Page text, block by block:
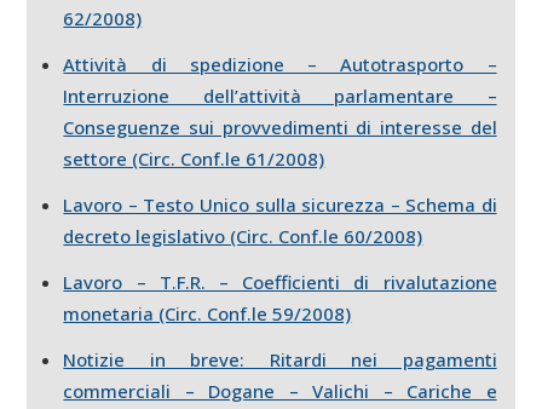
62/2008)
Attività di spedizione – Autotrasporto –
Interruzione dell’attività parlamentare –
Conseguenze sui provvedimenti di interesse del
settore (Circ. Conf.le 61/2008)
Lavoro – Testo Unico sulla sicurezza – Schema di
decreto legislativo (Circ. Conf.le 60/2008)
Lavoro – T.F.R. – Coefficienti di rivalutazione
monetaria (Circ. Conf.le 59/2008)
Notizie in breve: Ritardi nei pagamenti
commerciali – Dogane – Valichi – Cariche e